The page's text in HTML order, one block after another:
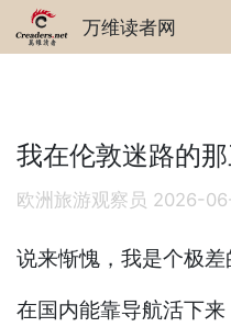
万维读者网
我在伦敦迷路的
欧洲旅游观察员 2026-
说来惭愧，我是个极差
在国内能靠导航活下